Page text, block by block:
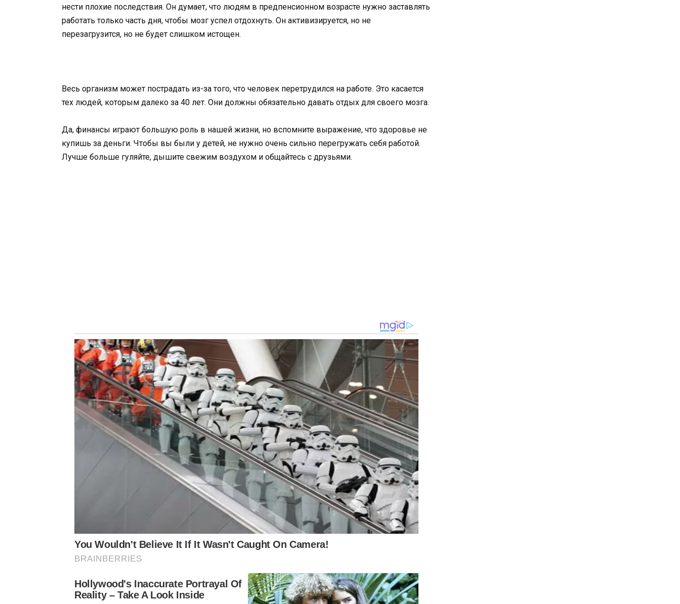
нести плохие последствия. Он думает, что людям в предпенсионном возрасте нужно заставлять
работать только часть дня, чтобы мозг успел отдохнуть. Он активизируется, но не
перезагрузится, но не будет слишком истощен.
Весь организм может пострадать из-за того, что человек перетрудился на работе. Это касается
тех людей, которым далеко за 40 лет. Они должны обязательно давать отдых для своего мозга.
Да, финансы играют большую роль в нашей жизни, но вспомните выражение, что здоровье не
купишь за деньги. Чтобы вы были у детей, не нужно очень сильно перегружать себя работой.
Лучше больше гуляйте, дышите свежим воздухом и общайтесь с друзьями.